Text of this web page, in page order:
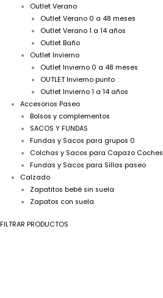
Outlet Verano
Outlet Verano 0 a 48 meses
Outlet Verano 1 a 14 años
Outlet Baño
Outlet Invierno
Outlet Invierno 0 a 48 meses
OUTLET Invierno punto
Outlet Invierno 1 a 14 años
Accesorios Paseo
Bolsos y complementos
SACOS Y FUNDAS
Fundas y Sacos para grupos 0
Colchas y Sacos para Capazo Coches
Fundas y Sacos para Sillas paseo
Calzado
Zapatitos bebé sin suela
Zapatos con suela
FILTRAR PRODUCTOS